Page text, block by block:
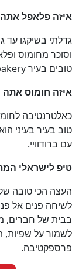
איזה פלאפל
וסוכר מחומוס
טובים בעיר city bakery , בפלאפל לא אוכל לסייע באותה מידה
איזה חומוס אתה
כאלטרנטיבה
עם ברודוויי.
טיפ לישראלי
העצה הכי טובה
לשיחה פנים אל
בבית של חברים,
לשמור על שפיות,
פרספקטיבה.